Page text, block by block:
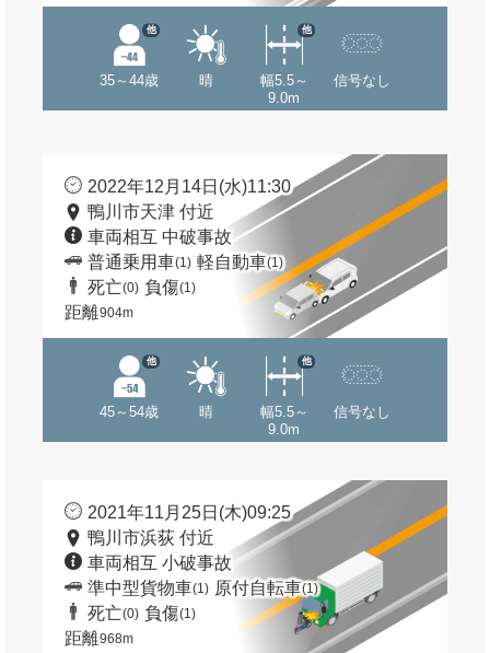
35～44歳
他
晴
幅5.5～
9.0m
他
信号なし
2022年12月14日(水)11:30
鴨川市天津 付近
車両相互 中破事故
普通乗用車(1) 軽自動車(1)
死亡(0) 負傷(1)
距離904m
45～54歳
他
晴
幅5.5～
9.0m
他
信号なし
2021年11月25日(木)09:25
鴨川市浜荻 付近
車両相互 小破事故
準中型貨物車(1) 原付自転車(1)
死亡(0) 負傷(1)
距離968m